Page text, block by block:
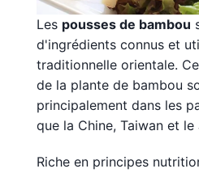
Les pousses de bambou
d'ingrédients connus et
traditionnelle orientale.
de la plante de bambou
principalement dans les
que la Chine, Taiwan et le
Riche en principes